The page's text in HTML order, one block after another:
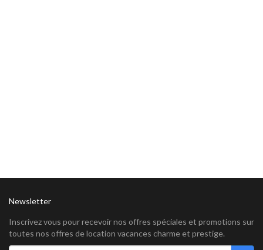
Newsletter
Inscrivez vous pour recevoir nos offres spéciales et promotions sur
toutes nos offres de location vacances charme et prestige.